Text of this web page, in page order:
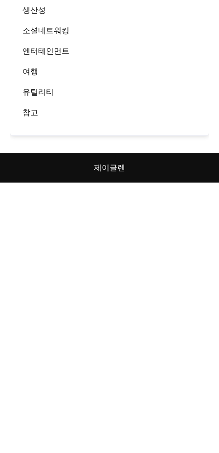
생산성
소셜네트워킹
엔터테인먼트
여행
유틸리티
참고
제이글렌